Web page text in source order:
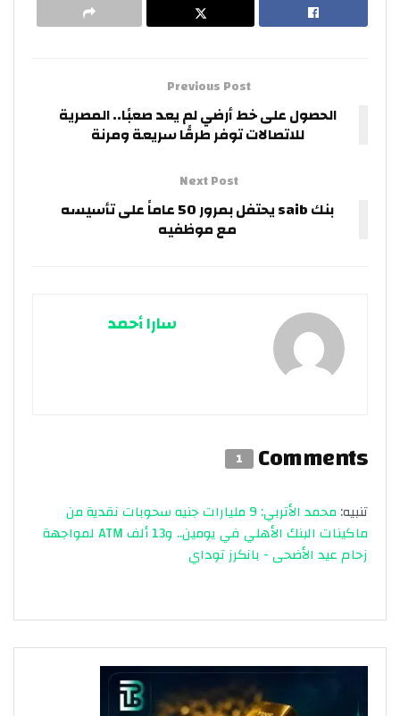
Previous Post
الحصول على خط أرضي لم يعد صعبًا.. المصرية
للاتصالات توفر طرقًا سريعة ومرنة
Next Post
بنك saib يحتفل بمرور 50 عاماً على تأسيسه
مع موظفيه
سارا أحمد
Comments
1
تنبيه:
محمد الأتربي: 9 مليارات جنيه سحوبات نقدية من
ماكينات البنك الأهلي في يومين.. و13 ألف ATM لمواجهة
زحام عيد الأضحى - بانكرز توداي